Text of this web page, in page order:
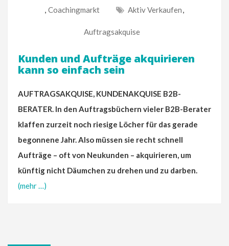
, Coachingmarkt Aktiv Verkaufen,
Auftragsakquise
Kunden und Aufträge akquirieren
kann so einfach sein
AUFTRAGSAKQUISE, KUNDENAKQUISE B2B-
BERATER. In den Auftragsbüchern vieler B2B-Berater
klaffen zurzeit noch riesige Löcher für das gerade
begonnene Jahr. Also müssen sie recht schnell
Aufträge – oft von Neukunden – akquirieren, um
künftig nicht Däumchen zu drehen und zu darben.
(mehr …)